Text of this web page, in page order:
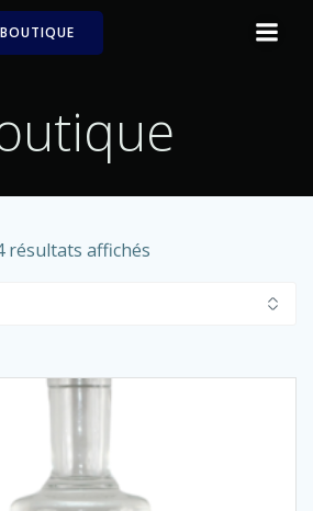
Aller
au
contenu
BOUTIQUE
résultats affichés